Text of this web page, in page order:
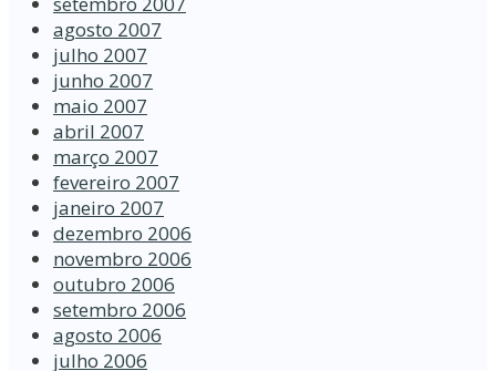
agosto 2007
julho 2007
junho 2007
maio 2007
abril 2007
março 2007
fevereiro 2007
janeiro 2007
dezembro 2006
novembro 2006
outubro 2006
setembro 2006
agosto 2006
julho 2006